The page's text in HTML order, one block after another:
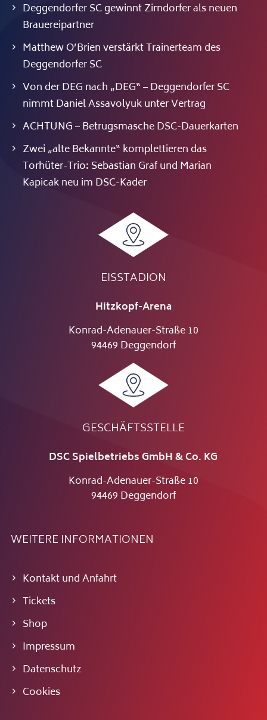
Deggendorfer SC gewinnt Zirndorfer als neuen
Brauereipartner
Matthew O’Brien verstärkt Trainerteam des
Deggendorfer SC
Von der DEG nach „DEG“ – Deggendorfer SC
nimmt Daniel Assavolyuk unter Vertrag
ACHTUNG – Betrugsmasche DSC-Dauerkarten
Zwei „alte Bekannte“ komplettieren das
Torhüter-Trio: Sebastian Graf und Marian
Kapicak neu im DSC-Kader
EISSTADION
Hitzkopf-Arena
Konrad-Adenauer-Straße 10
94469 Deggendorf
GESCHÄFTSSTELLE
DSC Spielbetriebs GmbH & Co. KG
Konrad-Adenauer-Straße 10
94469 Deggendorf
WEITERE INFORMATIONEN
Kontakt und Anfahrt
Tickets
Shop
Impressum
Datenschutz
Cookies